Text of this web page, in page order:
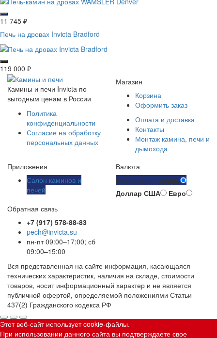
11 745 ₽
Печь на дровах Invicta Bradford
119 000 ₽
Камины и печи Invicta по
выгодным ценам в России
Политика
конфиденциальности
Согласие на обработку
персональных данных
Магазин
Корзина
Оформить заказ
Оплата и доставка
Контакты
Монтаж камина, печи и
дымохода
Приложения
Салон каминов и
печей
Валюта
Российский рубль
Доллар США
Евро
Обратная связь
+7 (917) 578-88-83
pech@invicta.su
пн-пт 09:00–17:00; сб
09:00–15:00
Вся представленная на сайте информация, касающаяся
технических характеристик, наличия на складе, стоимости
товаров, носит информационный характер и не является
публичной офертой, определяемой положениями Статьи
437(2) Гражданского кодекса РФ
Этот веб-сайт использует cookie-файлы.
При использовании данного сайта вы подтверждаете свое